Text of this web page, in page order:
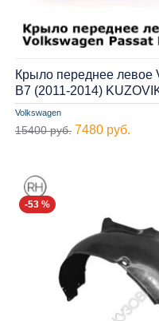
Volkswagen
Крыло переднее левое
B7 (2011-2014)
15400 руб. 7480 руб.
-53 %